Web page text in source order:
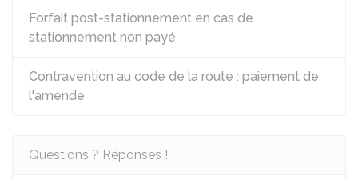
Forfait post-stationnement en cas de
stationnement non payé
Contravention au code de la route : paiement de
l'amende
Questions ? Réponses !